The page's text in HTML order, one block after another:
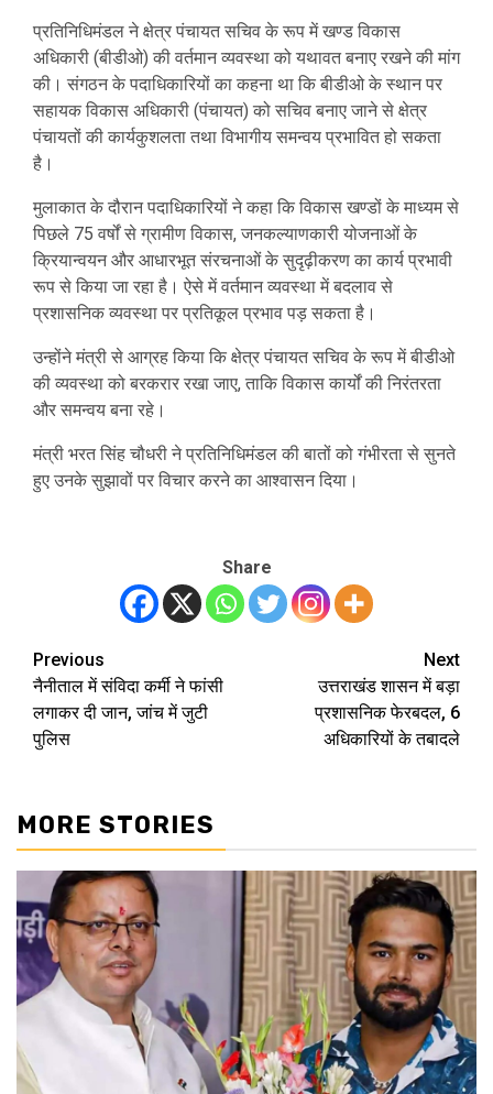
प्रतिनिधिमंडल ने क्षेत्र पंचायत सचिव के रूप में खण्ड विकास
अधिकारी (बीडीओ) की वर्तमान व्यवस्था को यथावत बनाए रखने की मांग
की। संगठन के पदाधिकारियों का कहना था कि बीडीओ के स्थान पर
सहायक विकास अधिकारी (पंचायत) को सचिव बनाए जाने से क्षेत्र
पंचायतों की कार्यकुशलता तथा विभागीय समन्वय प्रभावित हो सकता
है।
मुलाकात के दौरान पदाधिकारियों ने कहा कि विकास खण्डों के माध्यम से
पिछले 75 वर्षों से ग्रामीण विकास, जनकल्याणकारी योजनाओं के
क्रियान्वयन और आधारभूत संरचनाओं के सुदृढ़ीकरण का कार्य प्रभावी
रूप से किया जा रहा है। ऐसे में वर्तमान व्यवस्था में बदलाव से
प्रशासनिक व्यवस्था पर प्रतिकूल प्रभाव पड़ सकता है।
उन्होंने मंत्री से आग्रह किया कि क्षेत्र पंचायत सचिव के रूप में बीडीओ
की व्यवस्था को बरकरार रखा जाए, ताकि विकास कार्यों की निरंतरता
और समन्वय बना रहे।
मंत्री भरत सिंह चौधरी ने प्रतिनिधिमंडल की बातों को गंभीरता से सुनते
हुए उनके सुझावों पर विचार करने का आश्वासन दिया।
Share
Post
navigation
Previous
नैनीताल में संविदा कर्मी ने फांसी
लगाकर दी जान, जांच में जुटी
पुलिस
Next
उत्तराखंड शासन में बड़ा
प्रशासनिक फेरबदल, 6
अधिकारियों के तबादले
MORE STORIES